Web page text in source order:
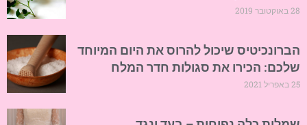
28 באוקטובר 2019
הברונכיטיס שיכול להרוס את היום המיוחד
שלכם: הכירו את סגולות חדר המלח
25 באפריל 2021